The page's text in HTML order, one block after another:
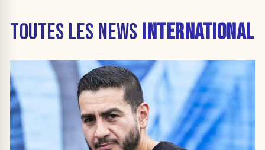
TOUTES LES NEWS INTERNATIONAL